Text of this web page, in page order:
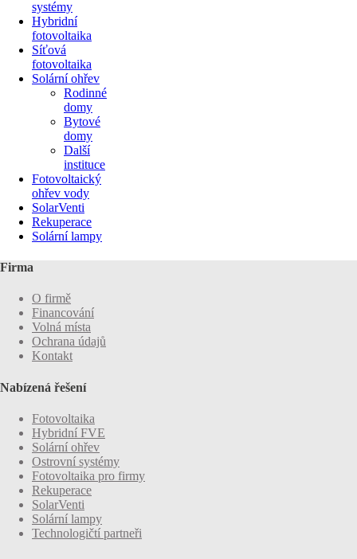
systémy
Hybridní
fotovoltaika
Síťová
fotovoltaika
Solární ohřev
Rodinné
domy
Bytové
domy
Další
instituce
Fotovoltaický
ohřev vody
SolarVenti
Rekuperace
Solární lampy
Firma
O firmě
Financování
Volná místa
Ochrana údajů
Kontakt
Nabízená řešení
Fotovoltaika
Hybridní FVE
Solární ohřev
Ostrovní systémy
Fotovoltaika pro firmy
Rekuperace
SolarVenti
Solární lampy
Technologičtí partneři